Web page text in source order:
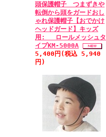
頭保護帽子 つまずきや
転倒から頭をガードおし
ゃれ保護帽子【おでかけ
ヘッドガード】キッズ
用: ロールメッシュタ
イプKM-5000A
5,400円(税込 5,940
円)